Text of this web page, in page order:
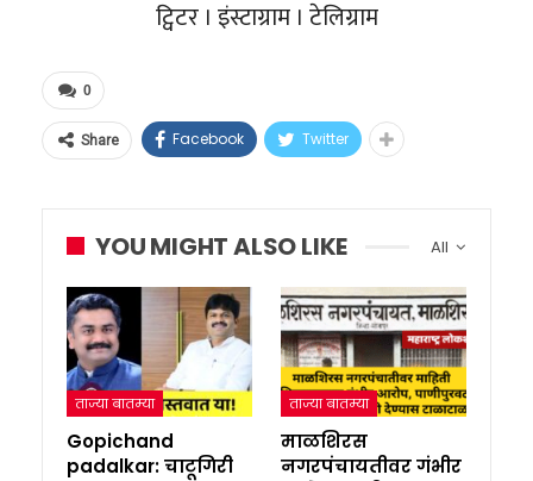
ट्विटर । इंस्टाग्राम । टेलिग्राम
0
Share Facebook Twitter
All
YOU MIGHT ALSO LIKE
ताज्या बातम्या
Gopichand
padalkar: चाटूगिरी
ताज्या बातम्या
माळशिरस
नगरपंचायतीवर गंभीर